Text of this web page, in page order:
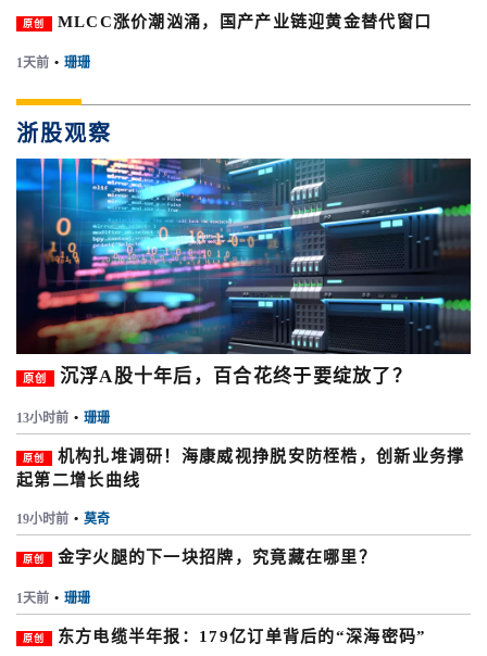
原创 MLCC涨价潮汹涌，国产产业链迎黄金替代窗口
1天前 • 珊珊
浙股观察
原创 沉浮A股十年后，百合花终于要绽放了？
13小时前 • 珊珊
原创
机构扎堆调研！海康威视挣脱安防桎梏，创新业务撑
起第二增长曲线
19小时前 • 莫奇
原创 金字火腿的下一块招牌，究竟藏在哪里？
1天前 • 珊珊
原创 东方电缆半年报：179亿订单背后的“深海密码”